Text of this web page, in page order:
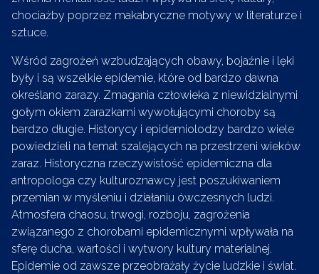
chociażby poprzez makabryczne motywy w literaturze i
sztuce.
Wśród zagrożeń wzbudzających obawy, bojaźnie i lęki
były i są wszelkie epidemie, które od bardzo dawna
określano zarazy. Zmagania człowieka z niewidzialnymi
gołym okiem zarazkami wywołującymi choroby są
bardzo długie. Historycy i epidemiolodzy bardzo wiele
powiedzieli na temat szalejących na przestrzeni wieków
zaraz. Historyczna rzeczywistość epidemiczna dla
antropologa czy kulturoznawcy jest poszukiwaniem
przemian w myśleniu i działaniu ówczesnych ludzi.
Atmosfera chaosu, trwogi, rozboju, zagrożenia
związanego z chorobami epidemicznymi wpływała na
sferę ducha, wartości i wytwory kultury materialnej.
Epidemie od zawsze przeobrażały życie ludzkie i świat.